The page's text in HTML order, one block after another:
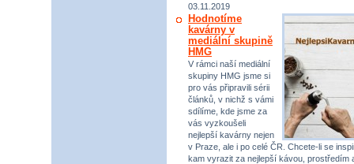
03.11.2019
Hodnotíme
kavárny v
mediální skupině
HMG
V rámci naší mediální
skupiny HMG jsme si
pro vás připravili sérii
článků, v nichž s vámi
sdílíme, kde jsme za
vás vyzkoušeli
nejlepší kavárny nejen
v Praze, ale i po celé ČR. Chcete-li se
kam vyrazit za nejlepší kávou, prostředím